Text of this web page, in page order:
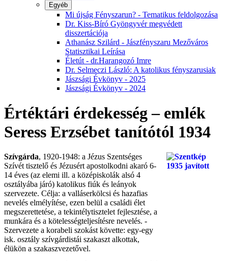
Egyéb
Mi újság Fényszarun? - Tematikus feldolgozása
Dr. Kiss-Bíró Gyöngyvér megvédett
disszertációja
Athanász Szilárd - Jászfényszaru Mezőváros
Statisztikai Leírása
Életút - dr.Harangozó Imre
Dr. Selmeczi László: A katolikus fényszarusiak
Jászsági Évkönyv - 2025
Jászsági Évkönyv - 2024
Értéktári érdekesség – emlék
Seress Erzsébet tanítótól 1934
Szívgárda, 1920-1948: a Jézus Szentséges
Szívét tisztelő és Jézusért apostolkodni akaró 6-
14 éves (az elemi ill. a középiskolák alsó 4
osztályába járó) katolikus fiúk és leányok
szervezete. Célja: a valláserkölcsi és hazafias
nevelés elmélyítése, ezen belül a családi élet
megszerettetése, a tekintélytisztelet fejlesztése, a
munkára és a kötelességteljesítésre nevelés. -
Szervezete a korabeli szokást követte: egy-egy
isk. osztály szívgárdistái szakaszt alkottak,
élükön a szakaszvezetővel.